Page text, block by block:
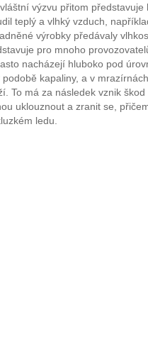
výzvu přitom
teplý a vlhký vzduch,
výrobky předávaly
pro mnoho
nacházejí hluboko pod
podobě kapaliny, a v
To má za následek vznik
uklouznout a zranit se,
ledu.